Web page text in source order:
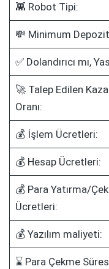
👾 Robot Tipi:
💸 Minimum
✅ Dolandırıcı mı,
🚀 Talep Edilen
Oranı:
💰 İşlem Ücretleri:
💰 Hesap Ücretleri:
💰 Para Yatırma/
Ücretleri:
💰 Yazılım maliyeti:
⌛ Para Çekme